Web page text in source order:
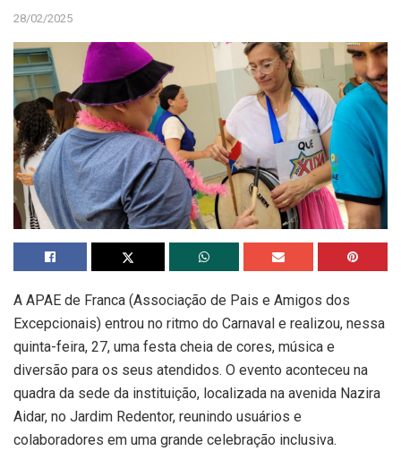
28/02/2025
A APAE de Franca (Associação de Pais e Amigos dos
Excepcionais) entrou no ritmo do Carnaval e realizou, nessa
quinta-feira, 27, uma festa cheia de cores, música e
diversão para os seus atendidos. O evento aconteceu na
quadra da sede da instituição, localizada na avenida Nazira
Aidar, no Jardim Redentor, reunindo usuários e
colaboradores em uma grande celebração inclusiva.